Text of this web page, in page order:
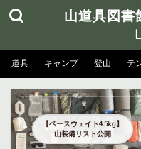
山道具図
道具 キャンプ 登山 テ
【ベースウェイト4.5kg】
山装備リスト公開